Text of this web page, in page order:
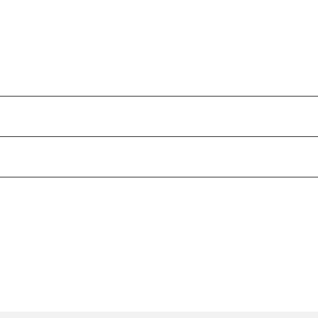
верхнем углу.
к оформлению".
доставки и оплаты, далее нажмите "подтвердить
товарный вид изделия, бирки и упаковки - это